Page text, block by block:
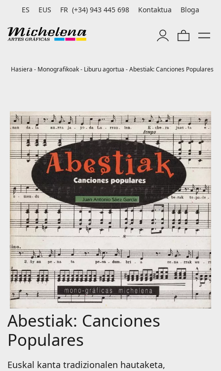
ES EUS FR (+34) 943 445 698 Kontaktua Bloga
Hasiera - Monografikoak- Liburu agortua -Abestiak: Canciones Populares
Abestiak: Canciones
Populares
Euskal kanta tradizionalen hautaketa,